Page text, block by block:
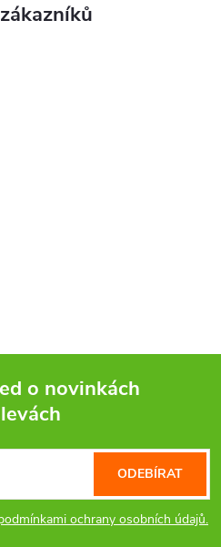
o novinkách
ochrany osobních údajů.
ODEBÍRAT